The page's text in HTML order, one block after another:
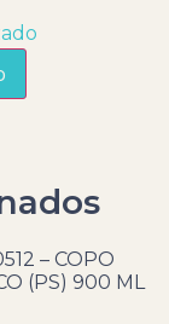
– COPO
(PS) 900 ML